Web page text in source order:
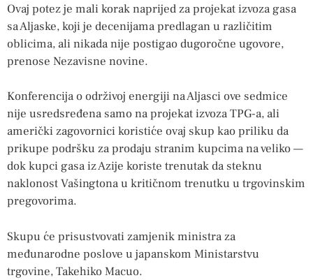
Ovaj potez je mali korak naprijed za projekat izvoza gasa
sa Aljaske, koji je decenijama predlagan u različitim
oblicima, ali nikada nije postigao dugoročne ugovore,
prenose Nezavisne novine.
Konferencija o održivoj energiji na Aljasci ove sedmice
nije usredsređena samo na projekat izvoza TPG-a, ali
američki zagovornici koristiće ovaj skup kao priliku da
prikupe podršku za prodaju stranim kupcima na veliko —
dok kupci gasa iz Azije koriste trenutak da steknu
naklonost Vašingtona u kritičnom trenutku u trgovinskim
pregovorima.
Skupu će prisustvovati zamjenik ministra za
međunarodne poslove u japanskom Ministarstvu
trgovine, Takehiko Macuo.